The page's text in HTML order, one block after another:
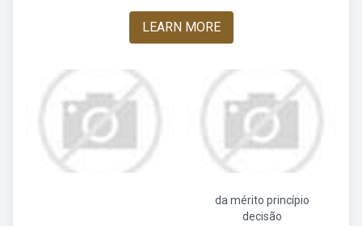
LEARN MORE
da mérito princípio
decisão